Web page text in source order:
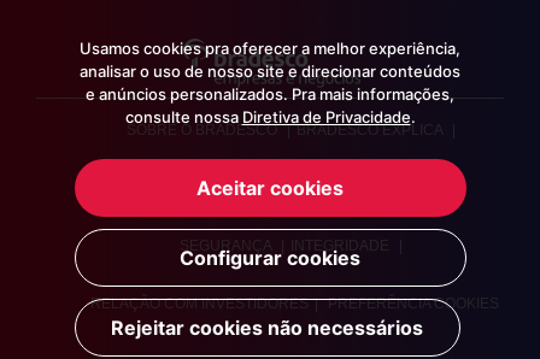
Usamos cookies pra oferecer a melhor experiência,
analisar o uso de nosso site e direcionar conteúdos
e anúncios personalizados. Pra mais informações,
consulte nossa Diretiva de Privacidade.
Rejeitar cookies não necessários
Configurar cookies
Aceitar cookies
SOBRE O BRADESCO | BRADESCO EXPLICA
BRADESCO IMPRENSA | TRABALHE CONOSCO
SEGURANÇA INTEGRIDADE
RELAÇÃO COM INVESTIDORES | PREFERÊNCIA COOKIES